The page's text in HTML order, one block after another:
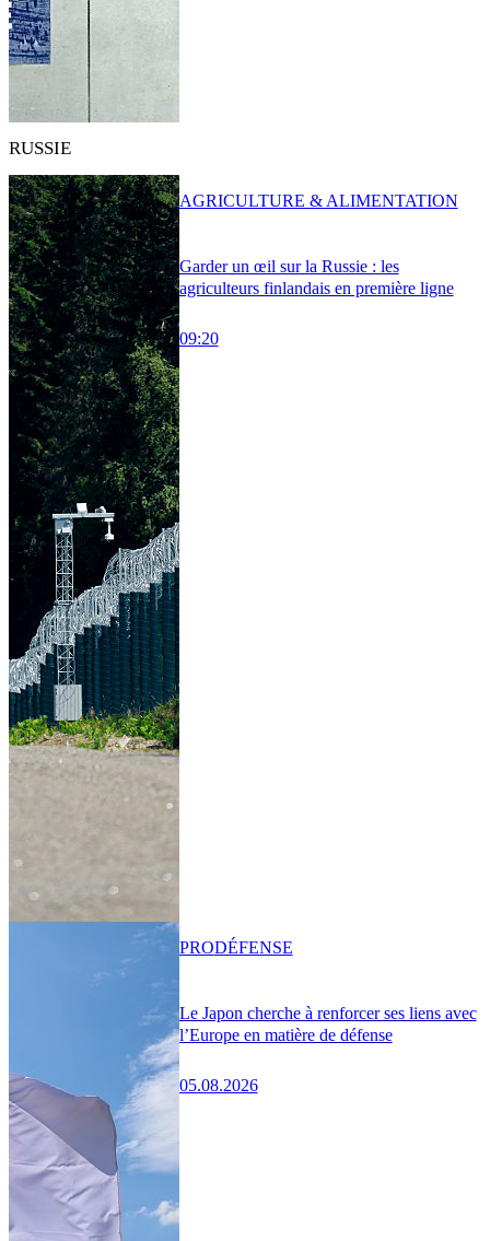
RUSSIE
Garder un œil sur la Russie : les
agriculteurs finlandais en première ligne
09:20
AGRICULTURE & ALIMENTATION
Le Japon cherche à renforcer ses liens avec
l’Europe en matière de défense
05.08.2026
PRODÉFENSE